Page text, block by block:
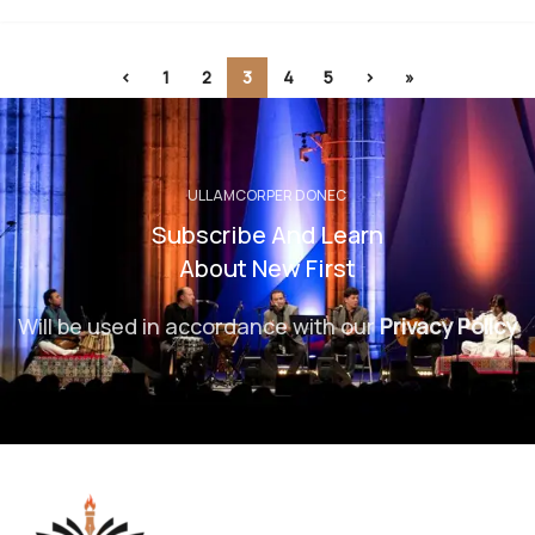
‹ 1 2 3 4 5 › »
ULLAMCORPER DONEC
Subscribe And Learn
About New First
Will be used in accordance with ourPrivacy Policy